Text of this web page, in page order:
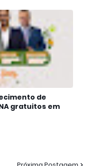
de
gratuitos em